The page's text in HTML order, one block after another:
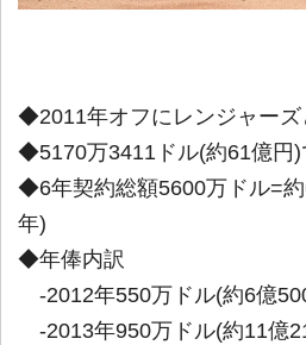
◆2011年オフにレンジャーズ
◆5170万3411ドル(約61億円)
◆6年契約総額5600万ドル=
年)
◆年俸内訳
-2012年550万ドル(約6億
-2013年950万ドル(約11億